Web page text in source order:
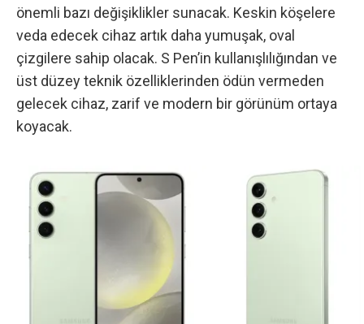
önemli bazı değişiklikler sunacak. Keskin köşelere
veda edecek cihaz artık daha yumuşak, oval
çizgilere sahip olacak. S Pen’in kullanışlılığından ve
üst düzey teknik özelliklerinden ödün vermeden
gelecek cihaz, zarif ve modern bir görünüm ortaya
koyacak.